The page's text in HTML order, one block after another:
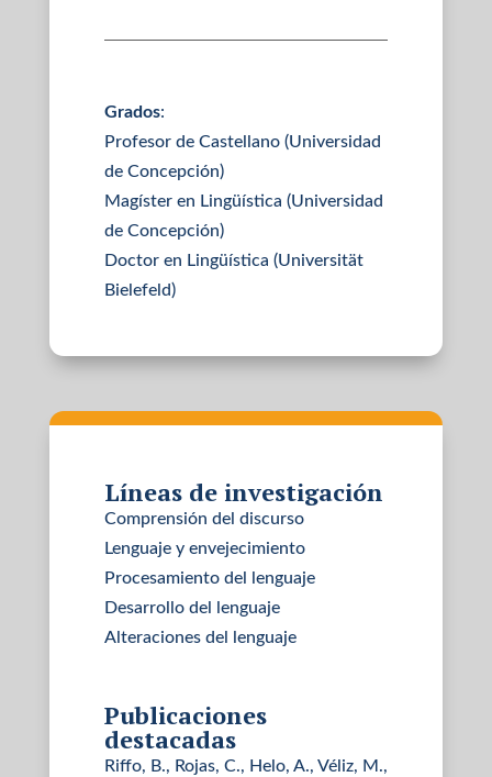
Grados:
Profesor de Castellano (Universidad
de Concepción)
Magíster en Lingüística (Universidad
de Concepción)
Doctor en Lingüística (Universität
Bielefeld)
Líneas de investigación
Comprensión del discurso
Lenguaje y envejecimiento
Procesamiento del lenguaje
Desarrollo del lenguaje
Alteraciones del lenguaje
Publicaciones
destacadas
Riffo, B., Rojas, C., Helo, A., Véliz, M.,